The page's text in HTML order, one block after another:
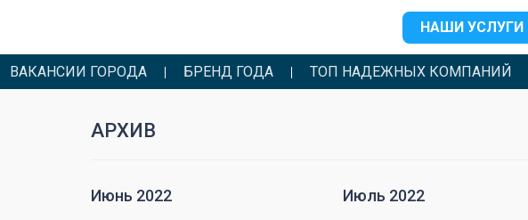
НАШИ УСЛУГИ
ВАКАНСИИ ГОРОДА БРЕНД ГОДА ТОП НАДЕЖНЫХ КОМПАНИЙ
АРХИВ
Июнь 2022 Июль 2022